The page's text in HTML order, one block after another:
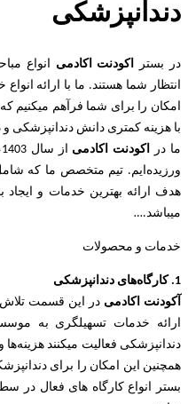
دندانپزشکی
در بستر اکودنت اکادمی انواع
انتظار شما هستند. ما با ارائه
امکان را برای شما فرآهم میکنیم که
با هزینه کمتری دانش دندانپزشکی و
ما در اکودنت اکادمی
ورزیده‌‌ایم. تیم متخصص ما که
هدف ارائه بهترین خدمات و
میباشد.…
خدمات و محصولات
1. کارگاه‌های دندانپزشکی
آکودنت اکادمی در این قسمت
ارائه خدمات تسهیلگری به
دندانپزشکی فعالیت میکنند
همچنین این امکان را برای
بستر انواع کارگاه های فعال در